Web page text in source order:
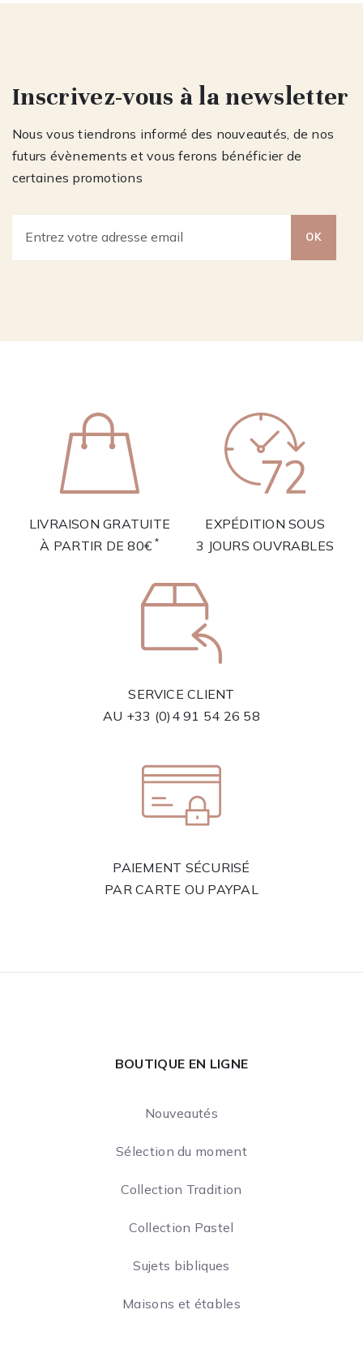
Inscrivez-vous à la newsletter
Nous vous tiendrons informé des nouveautés, de nos
futurs évènements et vous ferons bénéficier de
certaines promotions
OK
LIVRAISON GRATUITE
À PARTIR DE 80€*
EXPÉDITION SOUS
3 JOURS OUVRABLES
SERVICE CLIENT
AU +33 (0)4 91 54 26 58
PAIEMENT SÉCURISÉ
PAR CARTE OU PAYPAL
BOUTIQUE EN LIGNE
Nouveautés
Sélection du moment
Collection Tradition
Collection Pastel
Sujets bibliques
Maisons et étables